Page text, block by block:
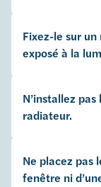
Fixez-le sur
exposé à la
N’installez
radiateur.
Ne placez pas
fenêtre ni